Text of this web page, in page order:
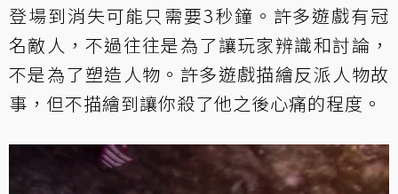
登場到消失可能只需要3秒鐘。許多遊戲有冠
名敵人，不過往往是為了讓玩家辨識和討論，
不是為了塑造人物。許多遊戲描繪反派人物故
事，但不描繪到讓你殺了他之後心痛的程度。